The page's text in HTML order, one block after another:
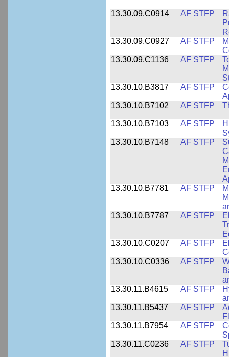
13.30.09.C0914 AF STFP
13.30.09.C0927
AF STFP
13.30.09.C1136
AF STFP
13.30.10.B3817
AF STFP
13.30.10.B7102
AF STFP
13.30.10.B7103 AF STFP
13.30.10.B7148
AF STFP
13.30.10.B7781
AF STFP
13.30.10.B7787
AF STFP
13.30.10.C0207
AF STFP
13.30.10.C0336
AF STFP
13.30.11.B4615
AF STFP
13.30.11.B5437
AF STFP
13.30.11.B7954
AF STFP
13.30.11.C0236
AF STFP